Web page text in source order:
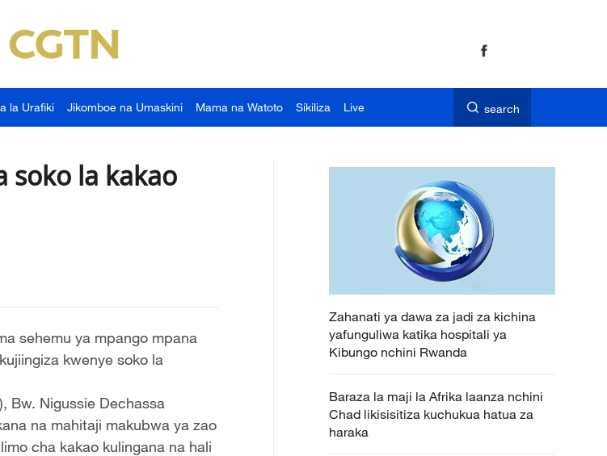
la Urafiki Jikomboe na Umaskini Mama na Watoto Sikiliza Live search
soko la kakao
sehemu ya mpango mpana
kwenye soko la
Bw. Nigussie Dechassa
na mahitaji makubwa ya zao
cha kakao kulingana na hali
Zahanati ya dawa za jadi za kichina
yafunguliwa katika hospitali ya
Kibungo nchini Rwanda
Baraza la maji la Afrika laanza nchini
Chad likisisitiza kuchukua hatua za
haraka